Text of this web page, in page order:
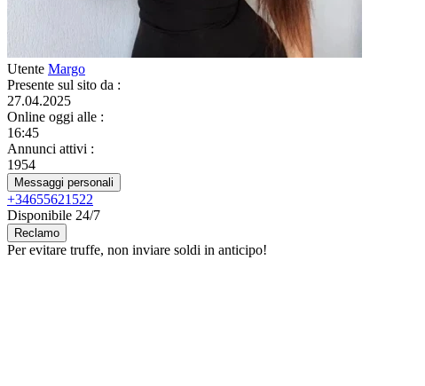
Utente Margo
Presente sul sito da :
27.04.2025
Online oggi alle :
16:45
Annunci attivi :
1954
Messaggi personali
+34655621522
Disponibile 24/7
Reclamo
Per evitare truffe, non inviare soldi in anticipo!